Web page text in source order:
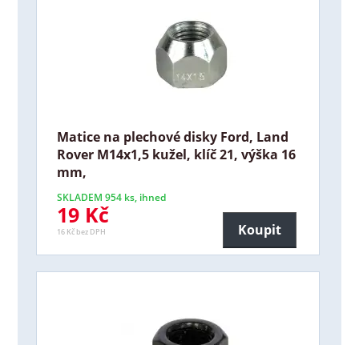
Matice na plechové disky Ford, Land
Rover M14x1,5 kužel, klíč 21, výška 16
mm,
SKLADEM 954 ks, ihned
19 Kč
16 Kč bez DPH Koupit